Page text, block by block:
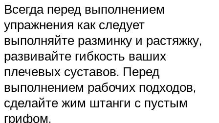
Всегда перед выполнением
упражнения как следует
выполняйте разминку и растяжку,
развивайте гибкость ваших
плечевых суставов. Перед
выполнением рабочих подходов,
сделайте жим штанги с пустым
грифом.